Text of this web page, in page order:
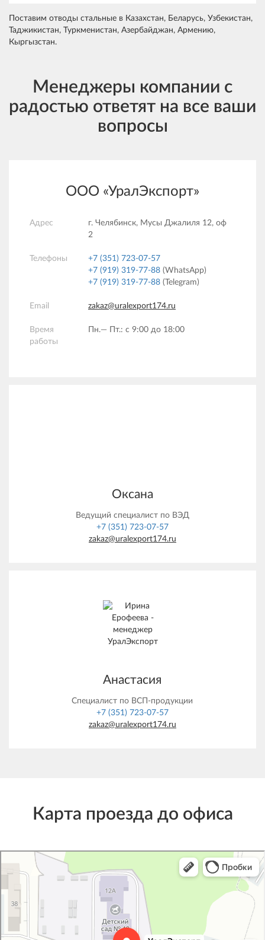
Поставим отводы стальные в Казахстан, Беларусь, Узбекистан,
Таджикистан, Туркменистан, Азербайджан, Армению,
Кыргызстан.
Менеджеры компании с
радостью ответят на все ваши
вопросы
ООО «УралЭкспорт»
Адрес
г. Челябинск, Мусы Джалиля 12, оф
2
Телефоны
+7 (351) 723-07-57
+7 (919) 319-77-88 (WhatsApp)
+7 (919) 319-77-88 (Telegram)
Email zakaz@uralexport174.ru
Время
работы
Пн.— Пт.: c 9:00 до 18:00
Оксана
Ведущий специалист по ВЭД
+7 (351) 723-07-57
zakaz@uralexport174.ru
Анастасия
Специалист по ВСП-продукции
+7 (351) 723-07-57
zakaz@uralexport174.ru
Карта проезда до офиса
УралЭкспорт
Железнодорожная техника и оборудование в Челябинске